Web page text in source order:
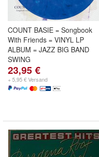
COUNT BASIE = Songbook
With Friends = VINYL LP
ALBUM = JAZZ BIG BAND
SWING
23,95 €
+ 5,95 € Versand